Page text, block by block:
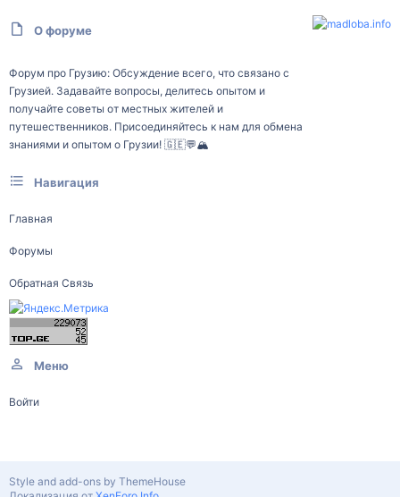
О форуме
Форум про Грузию: Обсуждение всего, что связано с
Грузией. Задавайте вопросы, делитесь опытом и
получайте советы от местных жителей и
путешественников. Присоединяйтесь к нам для обмена
знаниями и опытом о Грузии! 🇬🇪💬🏔️
Навигация
Главная
Форумы
Обратная Связь
Меню
Войти
Style and add-ons by ThemeHouse